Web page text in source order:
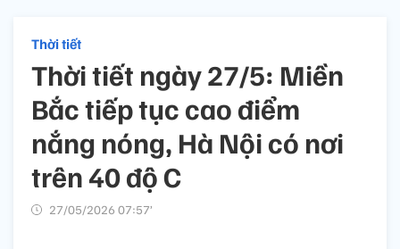
Thời tiết
Thời tiết ngày 27/5: Miền
Bắc tiếp tục cao điểm
nắng nóng, Hà Nội có nơi
trên 40 độ C
27/05/2026 07:57’